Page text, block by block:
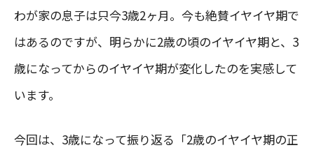
わが家の息子は只今3歳2ヶ月。今も絶賛イヤイヤ期で
はあるのですが、明らかに2歳の頃のイヤイヤ期と、3
歳になってからのイヤイヤ期が変化したのを実感して
います。
今回は、3歳になって振り返る「2歳のイヤイヤ期の正